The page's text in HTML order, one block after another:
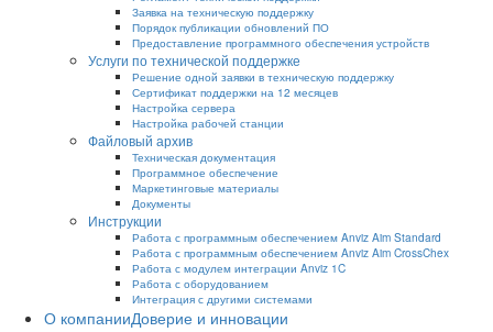
Заявка на техническую поддержку
Порядок публикации обновлений ПО
Предоставление программного обеспечения устройств
Услуги по технической поддержке
Решение одной заявки в техническую поддержку
Сертификат поддержки на 12 месяцев
Настройка сервера
Настройка рабочей станции
Файловый архив
Техническая документация
Программное обеспечение
Маркетинговые материалы
Документы
Инструкции
Работа с программным обеспечением Anviz Aim Standard
Работа с программным обеспечением Anviz Aim CrossChex
Работа с модулем интеграции Anviz 1C
Работа с оборудованием
Интеграция с другими системами
О компанииДоверие и инновации